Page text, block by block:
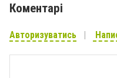
Коментарі
Авторизуватись